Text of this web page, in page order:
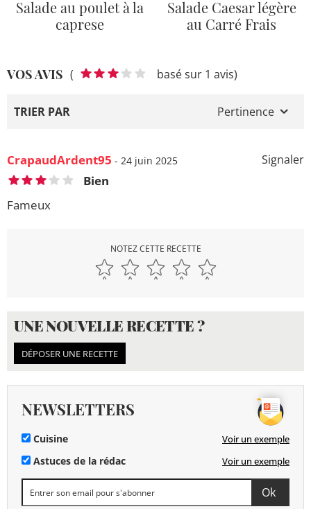
Salade au poulet à la
caprese
Salade Caesar légère
au Carré Frais
VOS AVIS ( basé sur 1 avis)
TRIER PAR Pertinence
Signaler
CrapaudArdent95 - 24 juin 2025
Bien
Fameux
NOTEZ CETTE RECETTE
UNE NOUVELLE RECETTE ?
DÉPOSER UNE RECETTE
NEWSLETTERS
Cuisine Voir un exemple
Astuces de la rédac Voir un exemple